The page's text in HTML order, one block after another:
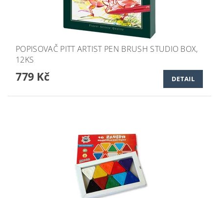
POPISOVAČ PITT ARTIST PEN BRUSH STUDIO BOX,
12KS
779 Kč DETAIL